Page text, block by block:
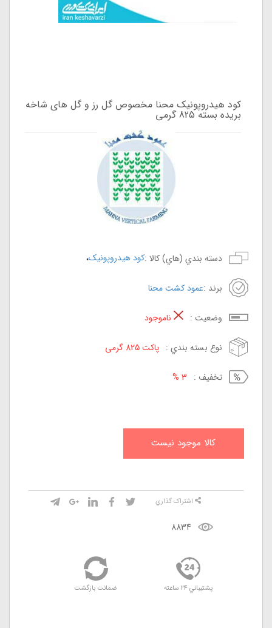
کود هیدروپونیک محنا مخصوص گل رز و گل های شاخه
بریده بسته 825 گرمی
دسته بندي (هاي) کالا :کود هیدروپونیک،
برند :عمود کشت محنا
وضعيت : ناموجود
نوع بسته بندي : پاکت 825 گرمی
تخفيف : 3 %
کالا موجود نيست
8834
اشتراک گذاري
پشتيباني 24 ساعته ضمانت بازگشت